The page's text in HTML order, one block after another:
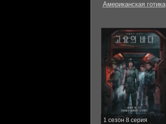
Американская готика
1 сезон 8 серия